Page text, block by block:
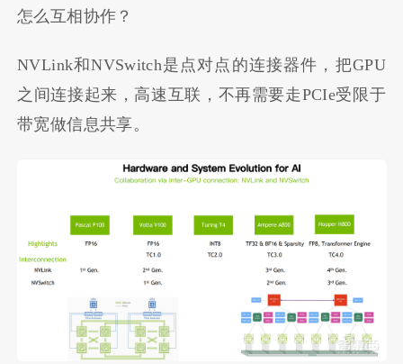
怎么互相协作？
NVLink和NVSwitch是点对点的连接器件，把GPU
之间连接起来，高速互联，不再需要走PCIe受限于
带宽做信息共享。